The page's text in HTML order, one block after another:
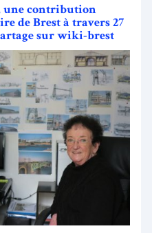
une contribution
de Brest à travers 27
sur wiki-brest